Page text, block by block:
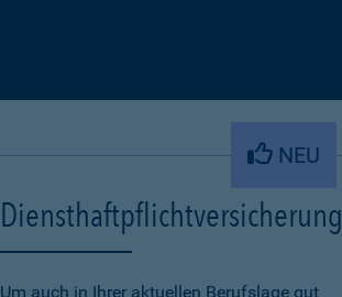
NEU
Diensthaftpflichtversicherung
Um auch in Ihrer aktuellen Berufslage gut